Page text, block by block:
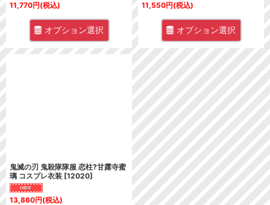
11,770円(税込)
オプション選択
11,550円(税込)
オプション選択
鬼滅の刃 鬼殺隊隊服 恋柱?甘露寺蜜
璃 コスプレ衣装 [12020]
13,860円(税込)